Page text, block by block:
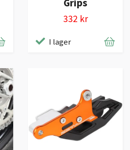
Grips
332 kr
I lager